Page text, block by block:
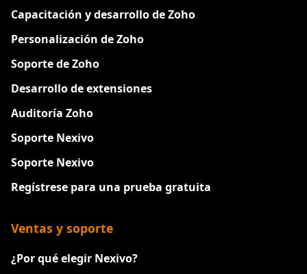
Capacitación y desarrollo de Zoho
Personalización de Zoho
Soporte de Zoho
Desarrollo de extensiones
Auditoría Zoho
Soporte Nexivo
Soporte Nexivo
Regístrese para una prueba gratuita
Ventas y soporte
¿Por qué elegir Nexivo?